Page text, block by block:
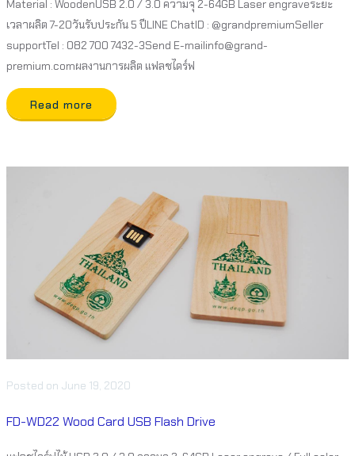
Material : WoodenUSB 2.0 / 3.0 ความจุ 2-64GB Laser engraveระยะ
เวลาผลิต 7-20วันรับประกัน 5 ปีLINE ChatID : @grandpremiumSeller
supportTel : 082 700 7432-3Send E-mailinfo@grand-
premium.comผลงานการผลิต แฟลชไดร์ฟ
Read more
Posted on June 19, 2020
FD-WD22 Wood Card USB Flash Drive